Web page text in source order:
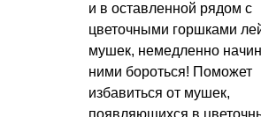
и в оставленной рядом с
цветочными горшками
мушек, немедленно
ними бороться! Поможет
избавиться от мушек,